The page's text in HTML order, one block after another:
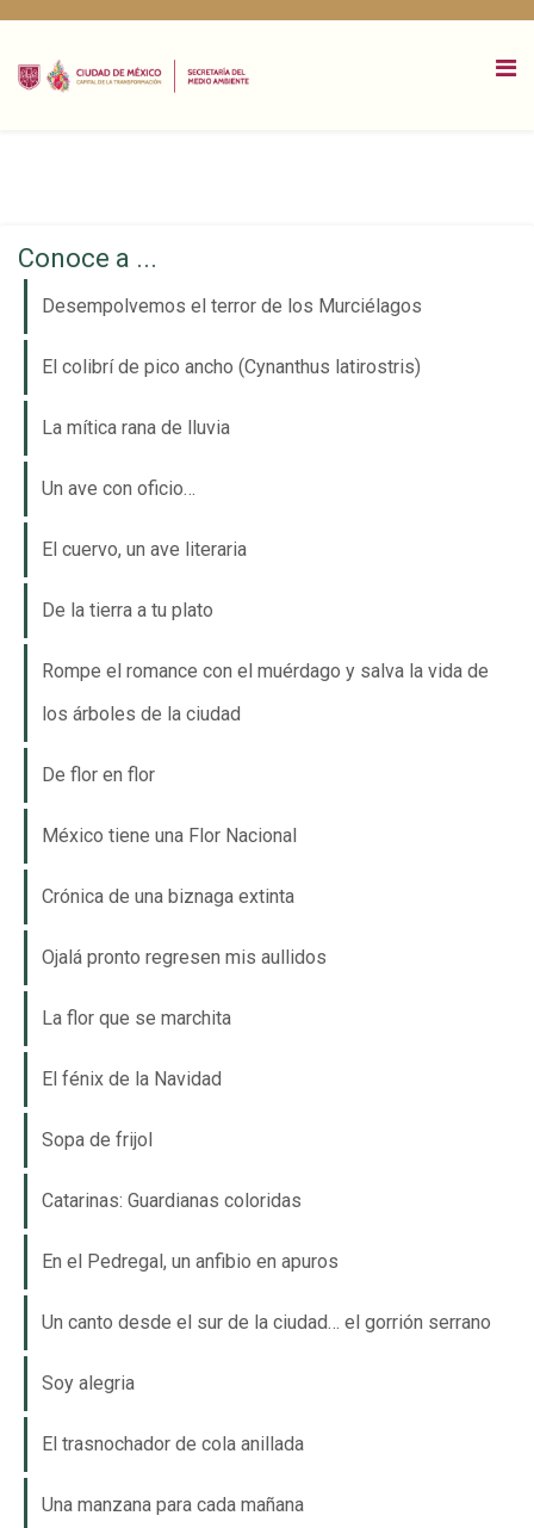
Conoce a ...
Desempolvemos el terror de los Murciélagos
El colibrí de pico ancho (Cynanthus latirostris)
La mítica rana de lluvia
Un ave con oficio…
El cuervo, un ave literaria
De la tierra a tu plato
Rompe el romance con el muérdago y salva la vida de
los árboles de la ciudad
De flor en flor
México tiene una Flor Nacional
Crónica de una biznaga extinta
Ojalá pronto regresen mis aullidos
La flor que se marchita
El fénix de la Navidad
Sopa de frijol
Catarinas: Guardianas coloridas
En el Pedregal, un anfibio en apuros
Un canto desde el sur de la ciudad… el gorrión serrano
Soy alegria
El trasnochador de cola anillada
Una manzana para cada mañana